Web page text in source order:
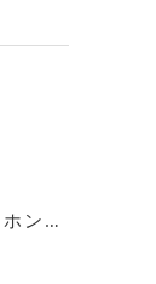
奥二重さんのワンホンマツエク